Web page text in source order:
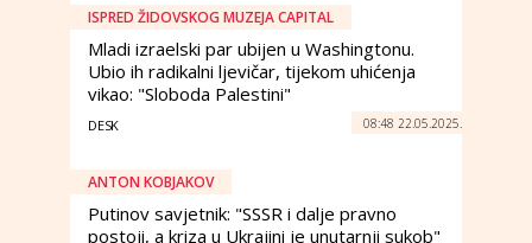
ISPRED ŽIDOVSKOG MUZEJA CAPITAL
Mladi izraelski par ubijen u Washingtonu.
Ubio ih radikalni ljevičar, tijekom uhićenja
vikao: "Sloboda Palestini"
DESK 08:48 22.05.2025.
ANTON KOBJAKOV
Putinov savjetnik: "SSSR i dalje pravno
postoji, a kriza u Ukrajini je unutarnji sukob"